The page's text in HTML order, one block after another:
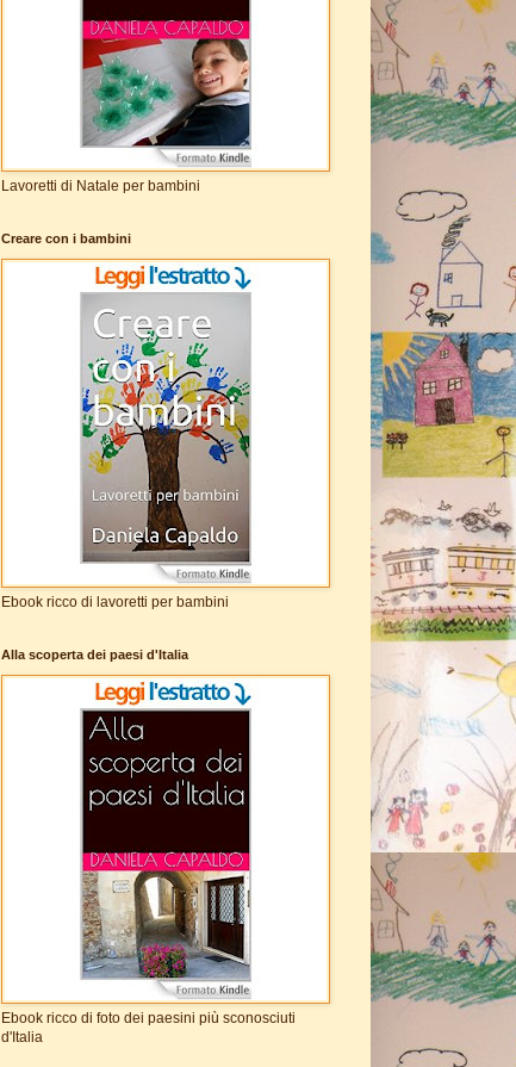
Lavoretti di Natale per bambini
Creare con i bambini
Ebook ricco di lavoretti per bambini
Alla scoperta dei paesi d'Italia
Ebook ricco di foto dei paesini più sconosciuti
d'Italia